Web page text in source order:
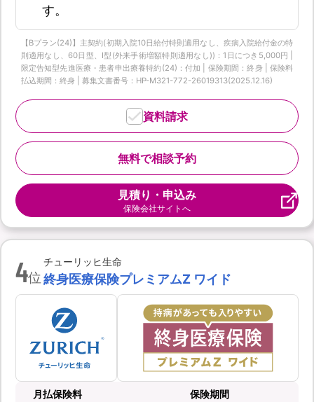
す。
【Bプラン(24)】主契約(初期入院10日給付特則適用なし、疾病入院給付金の特
則適用なし、60日型、Ⅰ型(外来手術増額特則適用なし))：1日につき5,000円 |
限定告知型先進医療・患者申出療養特約(24)：付加 | 保険期間：終身 | 保険料
払込期間：終身 | 募集文書番号：HP-M321-772-26019313(2025.12.16)
無料で相談予約
資料請求
見積り・申込み
保険会社サイトへ
4位
チューリッヒ生命
終身医療保険プレミアムZ ワイド
月払保険料 保険期間